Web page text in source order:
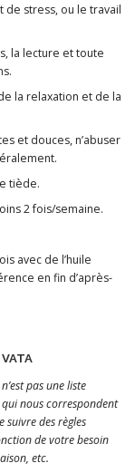
de stress, ou le travail
la lecture et toute
la relaxation et de la
et douces, n’abuser
tiède.
2 fois/semaine.
avec de l’huile
en fin d’après-
pas une liste
qui nous correspondent
suivre des règles
de votre besoin
etc.